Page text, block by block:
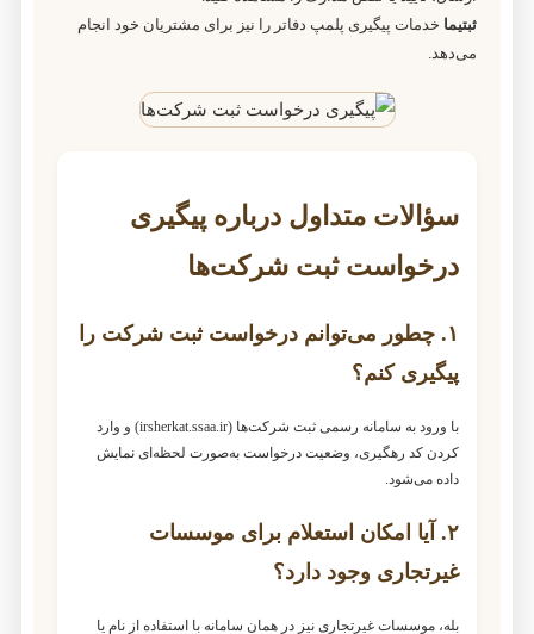
ثبتیما خدمات پیگیری پلمپ دفاتر را نیز برای مشتریان خود انجام
می‌دهد.
سؤالات متداول درباره پیگیری
درخواست ثبت شرکت‌ها
۱. چطور می‌توانم درخواست ثبت شرکت را
پیگیری کنم؟
با ورود به سامانه رسمی ثبت شرکت‌ها (irsherkat.ssaa.ir) و وارد
کردن کد رهگیری، وضعیت درخواست به‌صورت لحظه‌ای نمایش
داده می‌شود.
۲. آیا امکان استعلام برای موسسات
غیرتجاری وجود دارد؟
بله، موسسات غیرتجاری نیز در همان سامانه با استفاده از نام یا